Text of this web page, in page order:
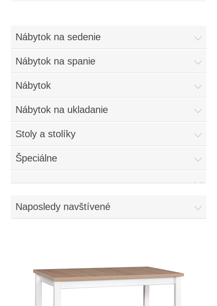
Nábytok na sedenie
Nábytok na spanie
Nábytok
Nábytok na ukladanie
Stoly a stolíky
Špeciálne
Naposledy navštívené